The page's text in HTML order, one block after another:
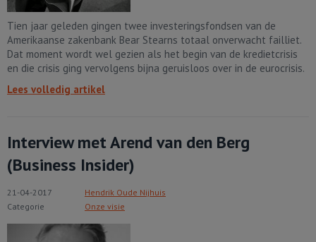
Tien jaar geleden gingen twee investeringsfondsen van de
Amerikaanse zakenbank Bear Stearns totaal onverwacht failliet.
Dat moment wordt wel gezien als het begin van de kredietcrisis
en die crisis ging vervolgens bijna geruisloos over in de eurocrisis.
Lees volledig artikel
Interview met Arend van den Berg
(Business Insider)
21-04-2017
Hendrik Oude Nijhuis
Categorie
Onze visie